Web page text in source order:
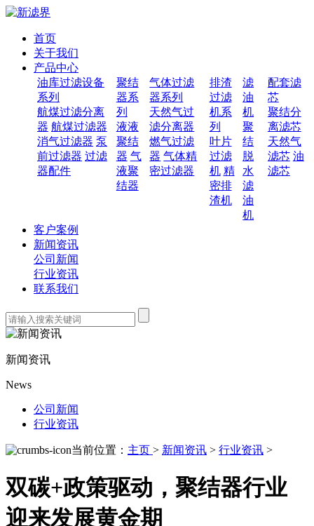
首页
关于我们
产品中心
油库过滤设备
系列
航煤过滤分离
器 航煤过滤器
消气过滤器 泵
前过滤器 过滤
器配件
聚结
器系
列
液液
聚结
器 气
液聚
结器
气体过滤
器系列
天然气过
滤分离器
燃气过滤
器 气体精
密过滤器
排渣
过滤
机系
列
叶片
过滤
机 精
密排
渣机
滤
油
机
聚
结
脱
水
滤
油
机
配套滤
芯
聚结分
离滤芯
天然气
滤芯 油
滤芯
客户案例
新闻资讯
公司新闻
行业资讯
联系我们
新闻资讯
News
公司新闻
行业资讯
当前位置： 主页 > 新闻资讯 > 行业资讯 >
双碳+政策驱动，聚结器行业
迎来发展黄金期